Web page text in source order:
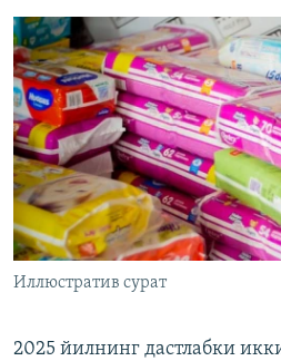
Иллюстратив сурат
2025 йилнинг дастлабки